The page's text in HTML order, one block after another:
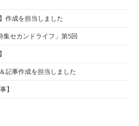
作成を担当しました
セカンドライフ」第5回
記事作成を担当しました
】